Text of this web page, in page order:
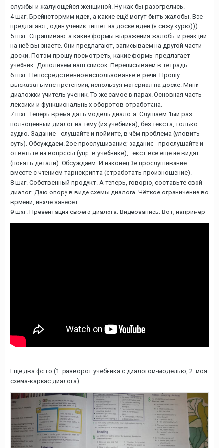
службы и жалующейся женщиной. Ну как бы разогрелись.
4 шаг. Брейнстормим идеи, а какие ещё могут быть жалобы. Все
предлагают, один ученик пишет на доске идеи (я сижу курю)))
5 шаг. Спрашиваю, а какие формы выражения жалобы и реакции
на неё вы знаете. Они предлагают, записываем на другой части
доски. Потом прошу посмотреть, какие формы предлагает
учебник. Дополняем наш список. Переписываем в тетрадь.
6 шаг. Непосредственное использование в речи. Прошу
высказать мне претензии, используя материал на доске. Мини
диаложки учитель-ученик. То же самое в парах. Основная часть
лексики и функциональных оборотов отработана.
7 шаг. Теперь время дать модель диалога. Слушаем 1ый раз
полноценный диалог на тему (из учебника), без текста, только
аудио. Задание - слушайте и поймите, в чём проблема (уловить
суть). Обсуждаем. 2ое прослушивание; задание - прослушайте и
ответьте на вопросы (упр. в учебнике), текст всё ещё не видят
(понять детали). Обсуждаем. И наконец 3е прослушивание
вместе с чтением тарнскрипта (отработать произношение).
8 шаг. Собственный продукт. А теперь, говорю, составьте свой
диалог. Даю опору в виде схемы диалога. Чёткое ограничение во
врмени, иначе занесёт.
9 шаг. Презентация своего диалога. Видеозапись. Вот, например
Ещё два фото (1. разворот учебника с диалогом-моделью, 2. моя
схема-каркас диалога)